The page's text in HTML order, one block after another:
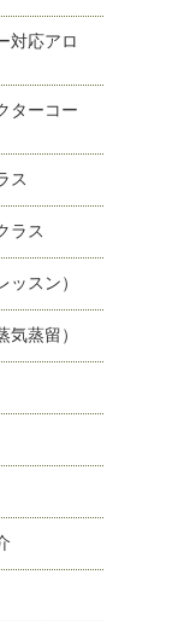
対応アロ
ターコー
ス
ラス
スン）
蒸留）